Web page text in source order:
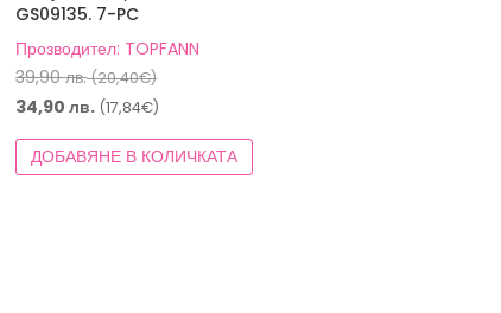
GS09135. 7-PC
Прозводител: TOPFANN
39,90лв.(20,40€)Original
price
39,90 лв.
34,90лв. (17,84€)
цена
е:
ДОБАВЯНЕ В КОЛИЧКАТА